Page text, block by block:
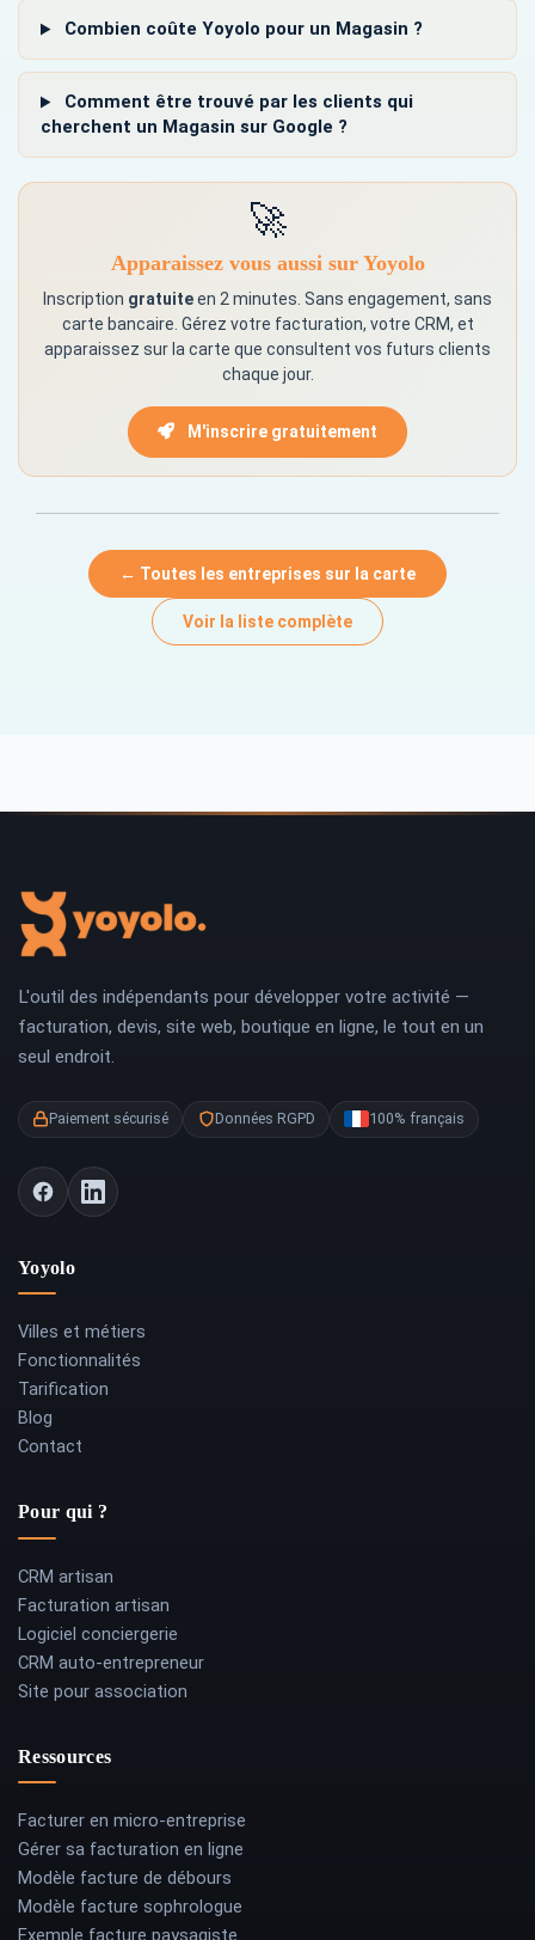
Combien coûte Yoyolo pour un Magasin ?
Comment être trouvé par les clients qui
cherchent un Magasin sur Google ?
🚀
Apparaissez vous aussi sur Yoyolo
Inscription gratuiteen 2 minutes. Sans engagement, sans
carte bancaire. Gérez votre facturation, votre CRM, et
apparaissez sur la carte que consultent vos futurs clients
chaque jour.
M'inscrire gratuitement
← Toutes les entreprises sur la carte
Voir la liste complète
L'outil des indépendants pour développer votre activité —
facturation, devis, site web, boutique en ligne, le tout en un
seul endroit.
Paiement sécurisé Données RGPD 100% français
Yoyolo
Villes et métiers
Fonctionnalités
Tarification
Blog
Contact
Pour qui ?
CRM artisan
Facturation artisan
Logiciel conciergerie
CRM auto-entrepreneur
Site pour association
Ressources
Facturer en micro-entreprise
Gérer sa facturation en ligne
Modèle facture de débours
Modèle facture sophrologue
Exemple facture paysagiste